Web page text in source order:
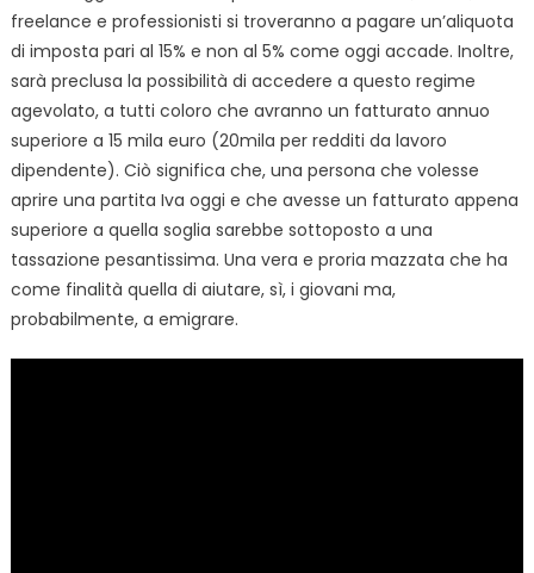
freelance e professionisti si troveranno a pagare un’aliquota
di imposta pari al 15% e non al 5% come oggi accade. Inoltre,
sarà preclusa la possibilità di accedere a questo regime
agevolato, a tutti coloro che avranno un fatturato annuo
superiore a 15 mila euro (20mila per redditi da lavoro
dipendente). Ciò significa che, una persona che volesse
aprire una partita Iva oggi e che avesse un fatturato appena
superiore a quella soglia sarebbe sottoposto a una
tassazione pesantissima. Una vera e proria mazzata che ha
come finalità quella di aiutare, sì, i giovani ma,
probabilmente, a emigrare.